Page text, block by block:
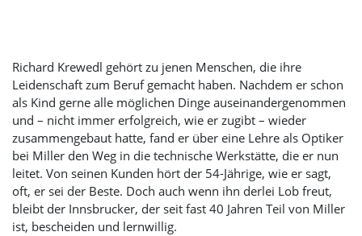
Richard Krewedl gehört zu jenen Menschen, die ihre
Leidenschaft zum Beruf gemacht haben. Nachdem er schon
als Kind gerne alle möglichen Dinge auseinandergenommen
und – nicht immer erfolgreich, wie er zugibt – wieder
zusammengebaut hatte, fand er über eine Lehre als Optiker
bei Miller den Weg in die technische Werkstätte, die er nun
leitet. Von seinen Kunden hört der 54-Jährige, wie er sagt,
oft, er sei der Beste. Doch auch wenn ihn derlei Lob freut,
bleibt der Innsbrucker, der seit fast 40 Jahren Teil von Miller
ist, bescheiden und lernwillig.